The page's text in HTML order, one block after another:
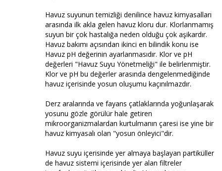
Havuz suyunun temizliği denilince havuz kimyasalları
arasında ilk akla gelen havuz kloru dur. Klorlanmamış
suyun bir çok hastalığa neden olduğu çok aşikardır.
Havuz bakımı açısından ikinci en bilindik konu ise
Havuz pH değerinin ayarlanmasıdır. Klor ve pH
değerleri "Havuz Suyu Yönetmeliği" ile belirlenmiştir.
Klor ve pH bu değerler arasında dengelenmediğinde
havuz içerisinde yosun oluşumu kaçınılmazdır.
Derz aralarında ve fayans çatlaklarında yoğunlaşarak
yosunu gözle görülür hale getiren
mikroorganizmalardan kurtulmanın çaresi ise yine bir
havuz kimyasalı olan "yosun önleyici"dir.
Havuz suyu içerisinde yer almaya başlayan partiküller
de havuz sistemi içerisinde yer alan filtreler